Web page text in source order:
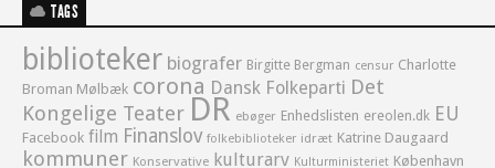
TAGS
biblioteker biografer Birgitte Bergman censur Charlotte
Broman Mølbæk corona Dansk Folkeparti Det
Kongelige Teater DR ebøger Enhedslisten ereolen.dk EU
Facebook film Finanslov folkebiblioteker idræt Katrine Daugaard
kommuner Konservative kulturarv Kulturministeriet København